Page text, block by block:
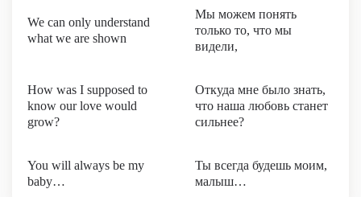
We can only understand
what we are shown
Мы можем понять
только то, что мы
видели,
How was I supposed to
know our love would
grow?
Откуда мне было знать,
что наша любовь станет
сильнее?
You will always be my
baby…
Ты всегда будешь моим,
малыш…